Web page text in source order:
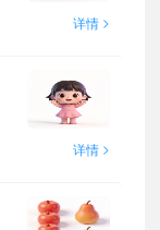
详情 >
详情 >